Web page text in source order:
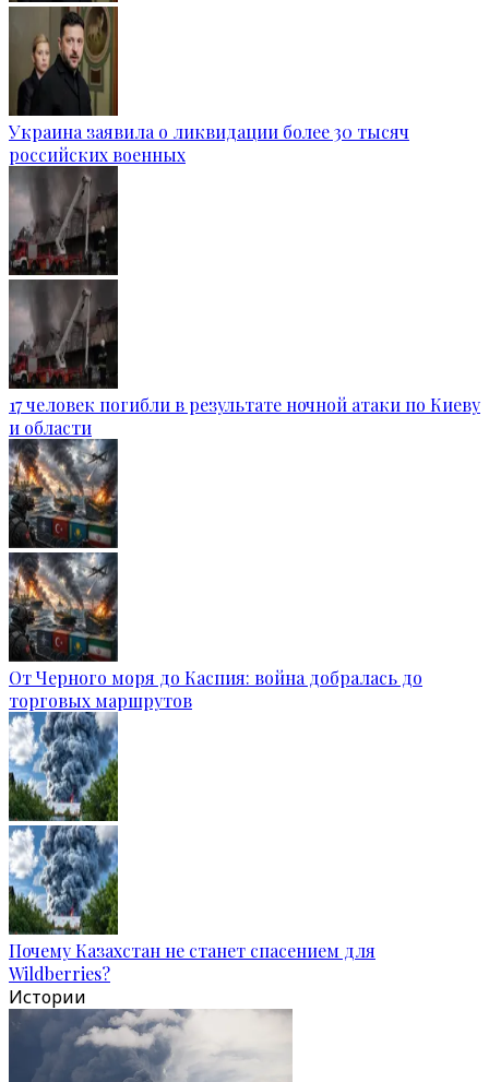
Украина заявила о ликвидации более 30 тысяч
российских военных
17 человек погибли в результате ночной атаки по Киеву
и области
От Черного моря до Каспия: война добралась до
торговых маршрутов
Почему Казахстан не станет спасением для
Wildberries?
Истории